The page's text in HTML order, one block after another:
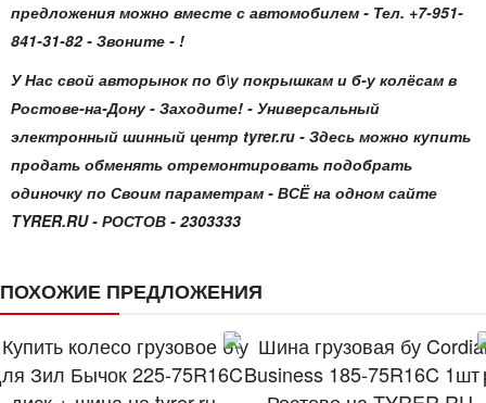
предложения можно вместе с автомобилем - Тел. +7-951-
841-31-82 - Звоните - !
У Нас свой авторынок по б\у покрышкам и б-у колёсам в
Ростове-на-Дону - Заходите! - Универсальный
электронный шинный центр tyrer.ru - Здесь можно купить
продать обменять отремонтировать подобрать
одиночку по Своим параметрам - ВСЁ на одном сайте
TYRER.RU - РОСТОВ - 2303333
ПОХОЖИЕ ПРЕДЛОЖЕНИЯ